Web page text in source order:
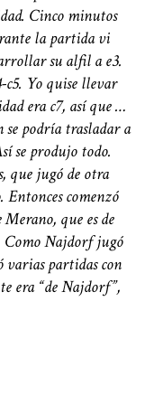
Cinco minutos
la partida vi
su alfil a e3.
c5. Yo quise llevar
era c7, así que …
podría trasladar a
se produjo todo.
que jugó de otra
comenzó
que es de
Najdorf jugó
varias partidas con
era “de Najdorf”,